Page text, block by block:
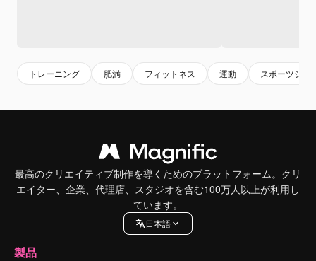
トレーニング 肥満 フィットネス 運動 スポーツジム
最高のクリエイティブ制作を導くためのプラットフォーム。クリ
エイター、企業、代理店、スタジオを含む100万人以上が利用し
ています。
日本語
製品